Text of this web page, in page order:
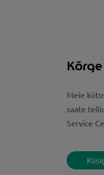
Meie
saate
Service